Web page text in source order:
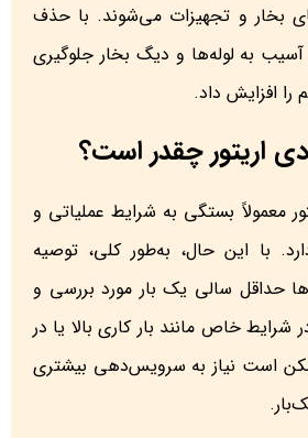
بخار و تجهیزات می‌شوند. با حذف
آسیب به لوله‌ها و دیگ بخار جلوگیری
افزایش داد.
اریتور چقدر است؟
معمولاً بستگی به شرایط عملیاتی و
با این حال، به‌طور کلی، توصیه
حداقل سالی یک بار مورد بررسی و
شرایط خاص مانند بار کاری بالا یا در
است نیاز به سرویس‌دهی بیشتری